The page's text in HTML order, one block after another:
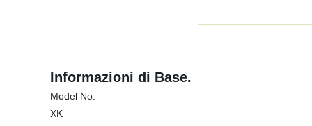
Informazioni di Base.
Model No.
XK